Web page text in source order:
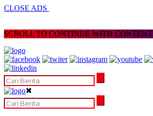
CLOSE ADS
SCROLL TO CONTINUE WITH CONTENT
✖